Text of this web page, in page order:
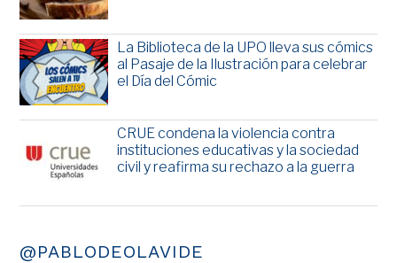
La Biblioteca de la UPO lleva sus cómics
al Pasaje de la Ilustración para celebrar
el Día del Cómic
CRUE condena la violencia contra
instituciones educativas y la sociedad
civil y reafirma su rechazo a la guerra
@PABLODEOLAVIDE